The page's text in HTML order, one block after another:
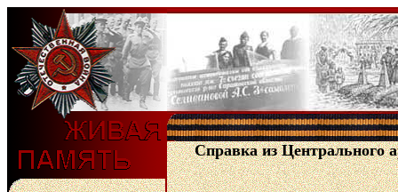
Справка из Центрального